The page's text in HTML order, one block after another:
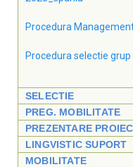
Procedura
Procedura selectie
SELECTIE
PREG. MOBILITATE
PREZENTARE
LINGVISTIC SUPORT
MOBILITATE